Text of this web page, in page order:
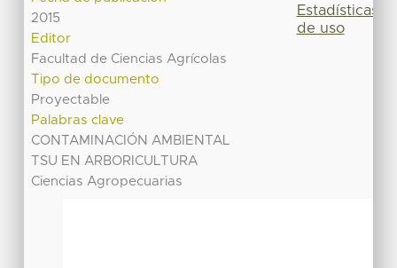
2015
Editor
Facultad de Ciencias Agrícolas
Tipo de documento
Proyectable
Palabras clave
CONTAMINACIÓN AMBIENTAL
TSU EN ARBORICULTURA
Ciencias Agropecuarias
Estadísticas
de uso